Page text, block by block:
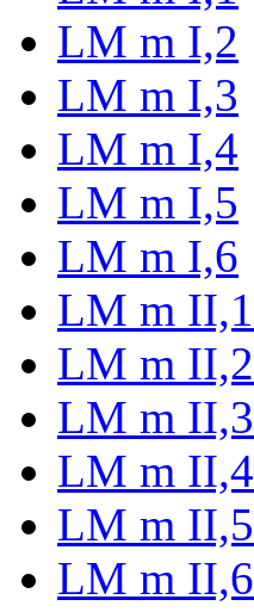
LM m I,2
LM m I,3
LM m I,4
LM m I,5
LM m I,6
LM m II,1
LM m II,2
LM m II,3
LM m II,4
LM m II,5
LM m II,6